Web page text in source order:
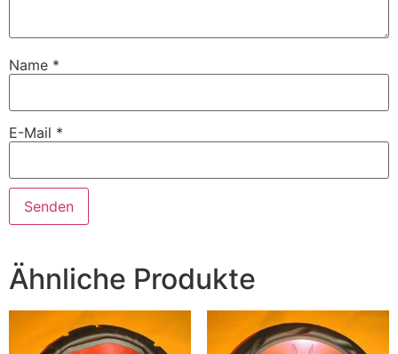
Name *
E-Mail *
Ähnliche Produkte